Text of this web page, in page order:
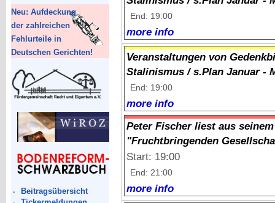
Neu: Aufdeckung
der zahlreichen
Fehlurteile in
Deutschen Gerichten!
Beitragsübersicht
End: 19:00
more info
Veranstaltungen von
Stalinismus / s.Plan Januar -
End: 19:00
more info
Peter Fischer liest aus
"Fruchtbringenden
Start: 19:00
End: 21:00
more info